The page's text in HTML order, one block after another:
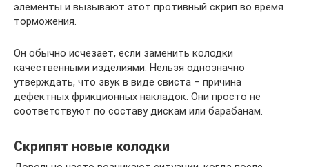
элементы и вызывают этот противный скрип во время
торможения.
Он обычно исчезает, если заменить колодки
качественными изделиями. Нельзя однозначно
утверждать, что звук в виде свиста – причина
дефектных фрикционных накладок. Они просто не
соответствуют по составу дискам или барабанам.
Скрипят новые колодки